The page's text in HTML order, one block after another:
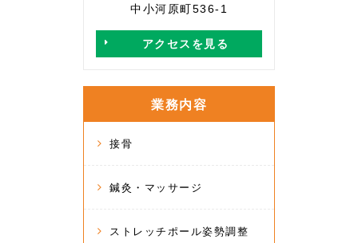
中小河原町536-1
アクセスを見る
業務内容
接骨
鍼灸・マッサージ
ストレッチポール姿勢調整